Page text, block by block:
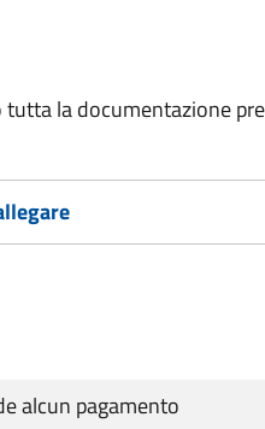
la documentazione
alcun pagamento